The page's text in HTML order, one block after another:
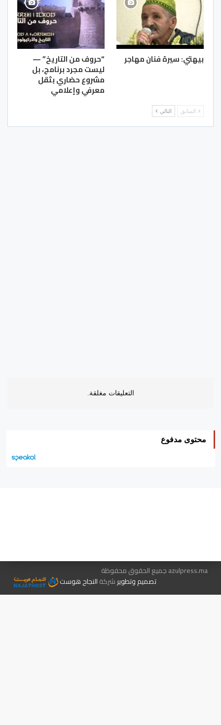
بيهتي: سيرة فنان مهاجر “حروف من التاريخ” —
ليست مجرد برنامج، بل
مشروع حضاري بثقل
معرفي وإعلامي
السابق التالي
التعليقات مغلقة.
محتوى مدفوع
azulpress.ma جميع الحقوق محفوظة
تصميم وتطويرشركةالنجاح هوست